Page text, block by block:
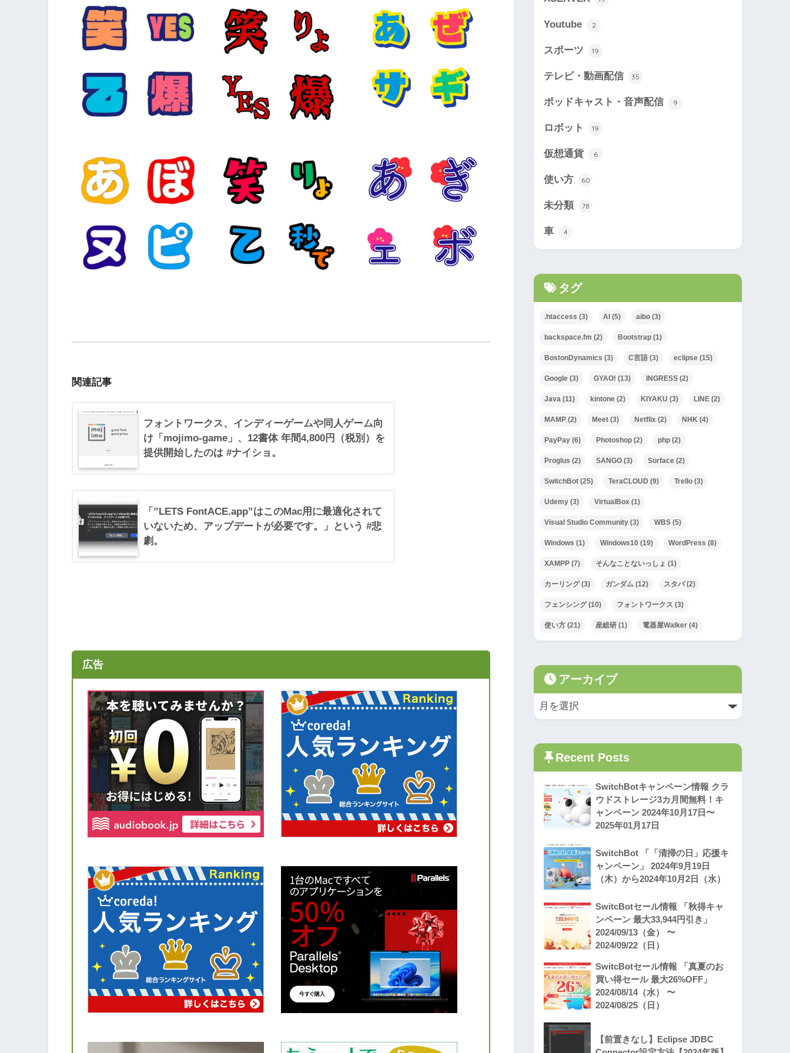
関連記事
フォントワークス、インディーゲームや同人ゲーム向
け「mojimo-game」、12書体 年間4,800円（税別）を
提供開始したのは #ナイショ。
「”LETS FontACE.app”はこのMac用に最適化されて
いないため、アップデートが必要です。」という #悲
劇。
広告
Youtube 2
スポーツ 19
テレビ・動画配信 35
ポッドキャスト・音声配信 9
ロボット 19
仮想通貨 6
使い方 60
未分類 78
車 4
タグ
.htaccess (3) AI (5) aibo (3)
backspace.fm (2) Bootstrap (1)
BostonDynamics (3) C言語 (3) eclipse (15)
Google (3) GYAO! (13) INGRESS (2)
Java (11) kintone (2) KIYAKU (3) LINE (2)
MAMP (2) Meet (3) Netflix (2) NHK (4)
PayPay (6) Photoshop (2) php (2)
Proglus (2) SANGO (3) Surface (2)
SwitchBot (25) TeraCLOUD (9) Trello (3)
Udemy (3) VirtualBox (1)
Visual Studio Community (3) WBS (5)
Windows (1) Windows10 (19) WordPress (8)
XAMPP (7) そんなことないっしょ (1)
カーリング(3) ガンダム (12) スタバ(2)
フェンシング(10) フォントワークス (3)
使い方 (21) 産総研 (1) 電器屋Walker (4)
アーカイブ
Recent Posts
SwitchBotキャンペーン情報 クラ
ウドストレージ3カ月間無料！キ
ャンペーン 2024年10月17日〜
2025年01月17日
SwitchBot 「「清掃の日」応援キ
ャンペーン」 2024年9月19日
（木）から2024年10月2日（水）
SwitcBotセール情報 「秋得キャ
ンペーン 最大33,944円引き」
2024/09/13（金） 〜
2024/09/22（日）
SwitcBotセール情報 「真夏のお
買い得セール 最大26%OFF」
2024/08/14（水） 〜
2024/08/25（日）
【前置きなし】Eclipse JDBC